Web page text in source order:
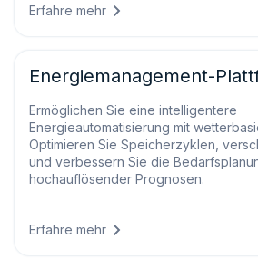
Erfahre mehr
Energiemanagement-
Ermöglichen Sie eine intelligentere
Energieautomatisierung mit
Optimieren Sie Speicherzyklen,
und verbessern Sie die
hochauflösender Prognosen.
Erfahre mehr